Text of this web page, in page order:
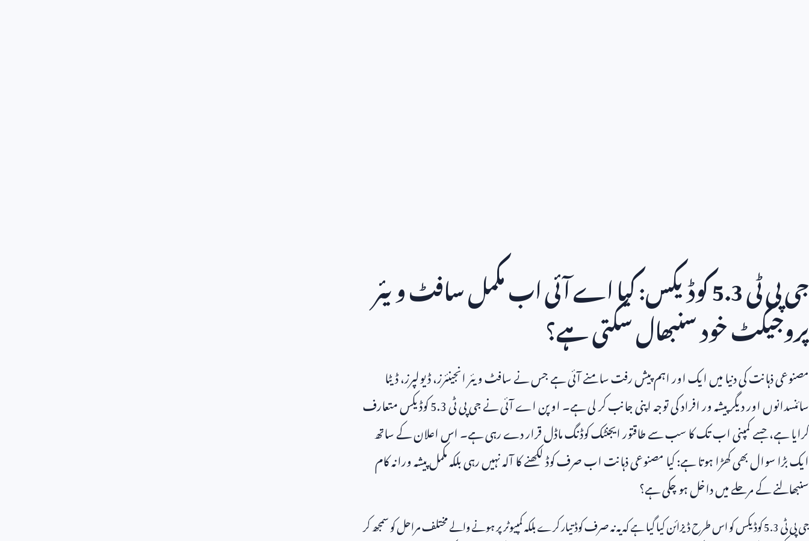
جی پی ٹی5.3کوڈیکس: کیا اے آئی اب مکمل سافٹ ویئر
پروجیکٹ خود سنبھال سکتی ہے؟
مصنوعی ذہانت کی دنیا میں ایک اور اہم پیش رفت سامنے آئی ہے جس نے سافٹ ویئر انجینئرز، ڈیولپرز، ڈیٹا
سائنسدانوں اور دیگر پیشہ ور افراد کی توجہ اپنی جانب کر لی ہے۔ اوپن اے آئی نے جی پی ٹی5.3کوڈیکس متعارف
کرایا ہے، جسے کمپنی اب تک کا سب سے طاقتور ایجنٹک کوڈنگ ماڈل قرار دے رہی ہے۔ اس اعلان کے ساتھ
ایک بڑا سوال بھی کھڑا ہوتا ہے: کیا مصنوعی ذہانت اب صرف کوڈ لکھنے کا آلہ نہیں رہی بلکہ مکمل پیشہ ورانہ کام
سنبھالنے کے مرحلے میں داخل ہو چکی ہے؟
جی پی ٹی5.3کوڈیکس کو اس طرح ڈیزائن کیا گیا ہے کہ یہ نہ صرف کوڈ تیار کرے بلکہ کمپیوٹر پر ہونے والے مختلف مراحل کو سمجھ کر